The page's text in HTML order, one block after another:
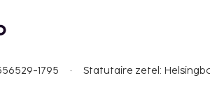
1795 Statutaire zetel: